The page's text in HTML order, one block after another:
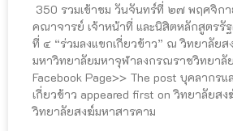
350 รวมเข้าชม วันจันทร์ที่ ๒๗ พฤศจิก
คณาจารย์ เจ้าหน้าที่ และนิสิตหลักสูตร
ที่ ๔ “ร่วมลงแขกเกี่ยวข้าว” ณ วิทยาลัยส
มหาวิทยาลัยมหาจุฬาลงกรณราชวิทยาลั
Facebook Page>> The post บุคลากรแ
เกี่ยวข้าว appeared first on วิทยาลัยส
วิทยาลัยสงฆ์มหาสารคาม